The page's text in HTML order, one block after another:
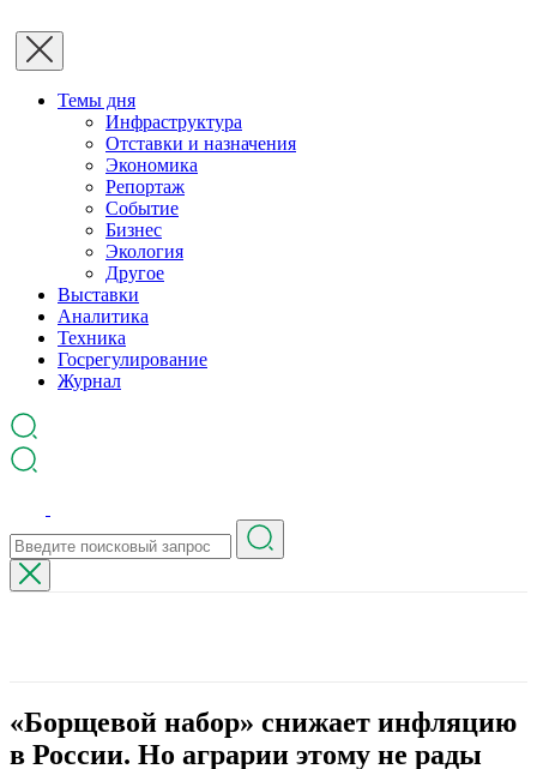
Темы дня
Инфраструктура
Отставки и назначения
Экономика
Репортаж
Событие
Бизнес
Экология
Другое
Выставки
Аналитика
Техника
Госрегулирование
Журнал
«Борщевой набор» снижает инфляцию
в России. Но аграрии этому не рады